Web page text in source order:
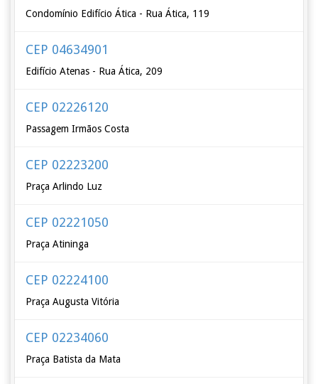
Condomínio Edifício Ática - Rua Ática, 119
CEP 04634901
Edifício Atenas - Rua Ática, 209
CEP 02226120
Passagem Irmãos Costa
CEP 02223200
Praça Arlindo Luz
CEP 02221050
Praça Atininga
CEP 02224100
Praça Augusta Vitória
CEP 02234060
Praça Batista da Mata